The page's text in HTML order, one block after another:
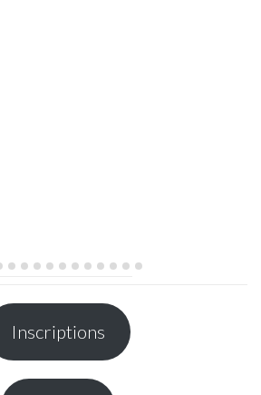
Inscriptions